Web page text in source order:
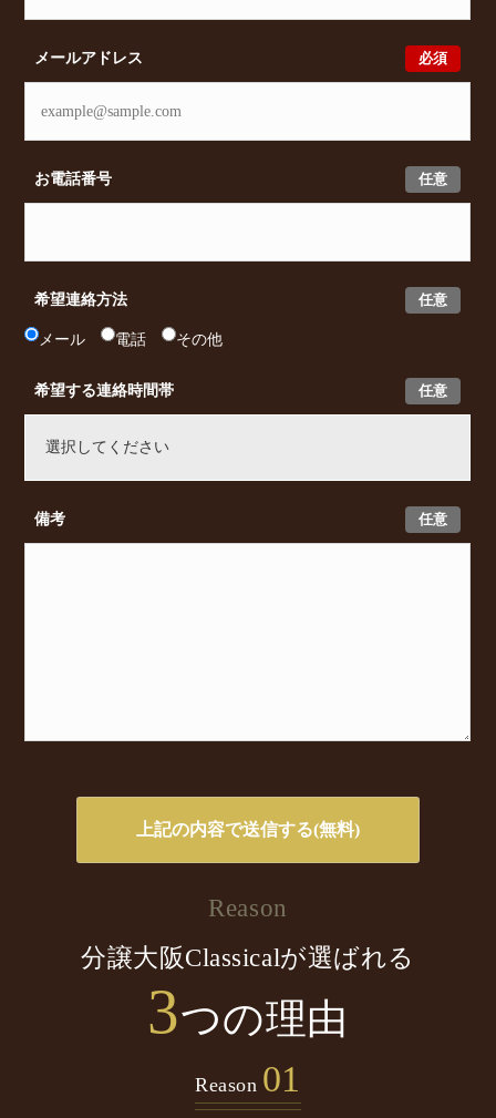
必須
メールアドレス
任意
お電話番号
任意
希望連絡方法
メール 電話 その他
任意
希望する連絡時間帯
任意
備考
Reason
分譲大阪Classicalが選ばれる
3つの理由
Reason 01